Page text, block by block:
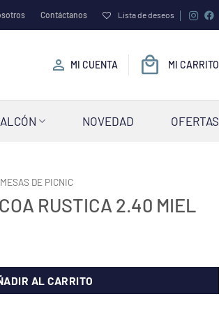
Contáctanos Lista de deseos
MI CUENTA MI CARRITO
NOVEDAD OFERTAS
MESAS DE PICNIC
RUSTICA 2.40 MIEL
AL CARRITO